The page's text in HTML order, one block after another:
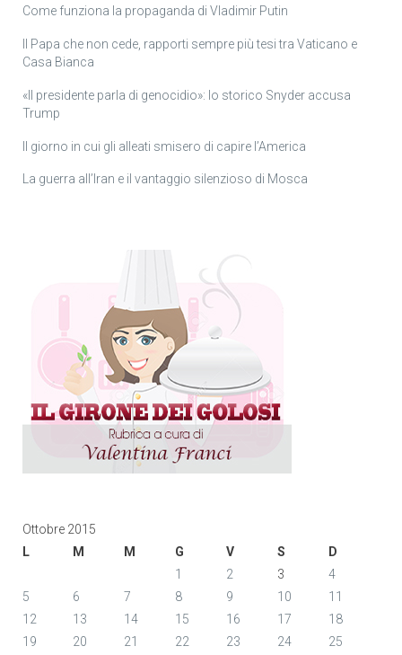
Come funziona la propaganda di Vladimir Putin
Il Papa che non cede, rapporti sempre più tesi tra Vaticano e
Casa Bianca
«Il presidente parla di genocidio»: lo storico Snyder accusa
Trump
Il giorno in cui gli alleati smisero di capire l’America
La guerra all’Iran e il vantaggio silenzioso di Mosca
Ottobre 2015
L
M M G V S
D
1
2 3
4
5
6 7 8 9 10
11
12
13 14 15 16 17
18
19
20 21 22 23 24
25